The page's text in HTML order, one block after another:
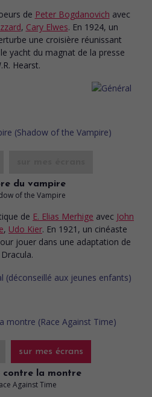
de Peter Bogdanovich avec
, Cary Elwes. En 1924, un
une croisière réunissant
yacht du magnat de la presse
Hearst.
du vampire
of the Vampire
de E. Elias Merhige avec John
, Udo Kier. En 1921, un cinéaste
jouer dans une adaptation de
Dracula.
sur mes écrans
contre la montre
Against Time